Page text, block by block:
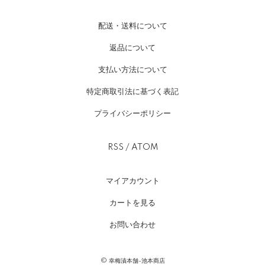
配送・送料について
返品について
支払い方法について
特定商取引法に基づく表記
プライバシーポリシー
RSS / ATOM
マイアカウント
カートを見る
お問い合わせ
© 幸梅漬本舗-池本商店